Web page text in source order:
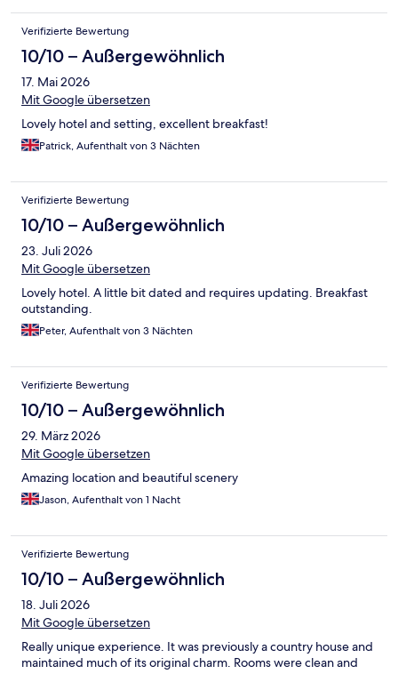
Verifizierte Bewertung
10/10 – Außergewöhnlich
17. Mai 2026
Mit Google übersetzen
Lovely hotel and setting, excellent breakfast!
Patrick, Aufenthalt von 3 Nächten
Verifizierte Bewertung
10/10 – Außergewöhnlich
23. Juli 2026
Mit Google übersetzen
Lovely hotel. A little bit dated and requires updating. Breakfast
outstanding.
Peter, Aufenthalt von 3 Nächten
Verifizierte Bewertung
10/10 – Außergewöhnlich
29. März 2026
Mit Google übersetzen
Amazing location and beautiful scenery
Jason, Aufenthalt von 1 Nacht
Verifizierte Bewertung
10/10 – Außergewöhnlich
18. Juli 2026
Mit Google übersetzen
Really unique experience. It was previously a country house and
maintained much of its original charm. Rooms were clean and